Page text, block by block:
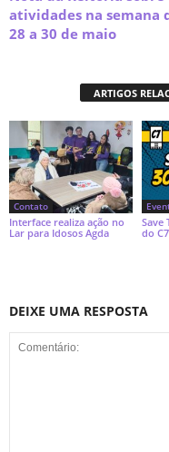
atividades na semana
28 a 30 de maio
ARTIGOS
Contato
Interface realiza ação no
Lar para Idosos Agda
Save
do
DEIXE UMA RESPOSTA